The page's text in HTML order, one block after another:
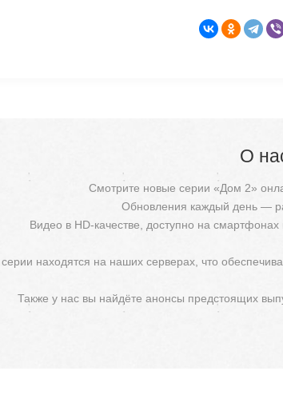
О
Смотрите новые серии «Дом 2»
Обновления каждый день —
Видео в HD-качестве, доступно на
находятся на наших серверах, что
Также у нас вы найдёте анонсы предстоящих